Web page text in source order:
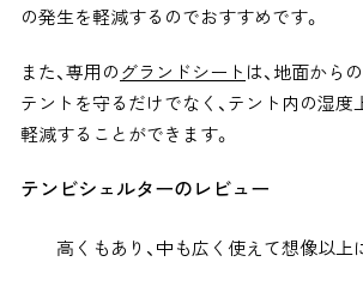
の発生を軽減するのでおすすめです。
また、専用のグランドシート は、地面から
テントを守るだけでなく、テント内の湿度
軽減することができます。
テンビシェルターのレビュー
高くもあり、中も広く使えて想像以上